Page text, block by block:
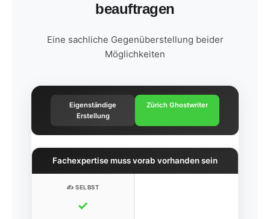
beauftragen
Eine sachliche Gegenüberstellung beider
Möglichkeiten
Eigenständige
Erstellung
Zürich Ghostwriter
Fachexpertise muss vorab vorhanden sein
✓